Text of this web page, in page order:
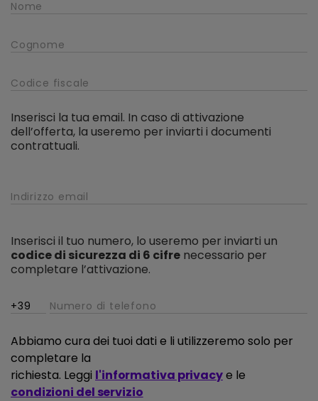
DOLOMITI SINERGIKA GAS
sottoscritto
Inserisci la tua email. In caso di attivazione
dell’offerta, la useremo per inviarti i documenti
contrattuali.
Inserisci il tuo numero, lo useremo per inviarti un
codice di sicurezza di 6 cifre necessario per
completare l’attivazione.
Abbiamo cura dei tuoi dati e li utilizzeremo solo per
completare la
richiesta. Leggi l'informativa privacye le
condizioni del servizio